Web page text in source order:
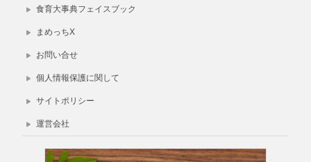
食育大事典フェイスブック
まめっちX
お問い合せ
個人情報保護に関して
サイトポリシー
運営会社